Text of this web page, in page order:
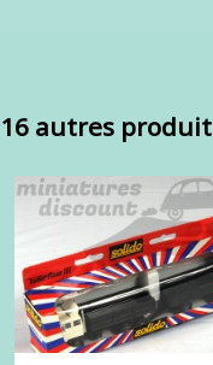
16 autres